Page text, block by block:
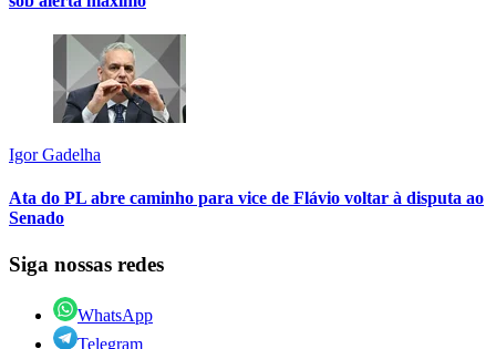
Igor Gadelha
Ata do PL abre caminho para vice de Flávio voltar à disputa ao
Senado
Siga nossas redes
WhatsApp
Telegram